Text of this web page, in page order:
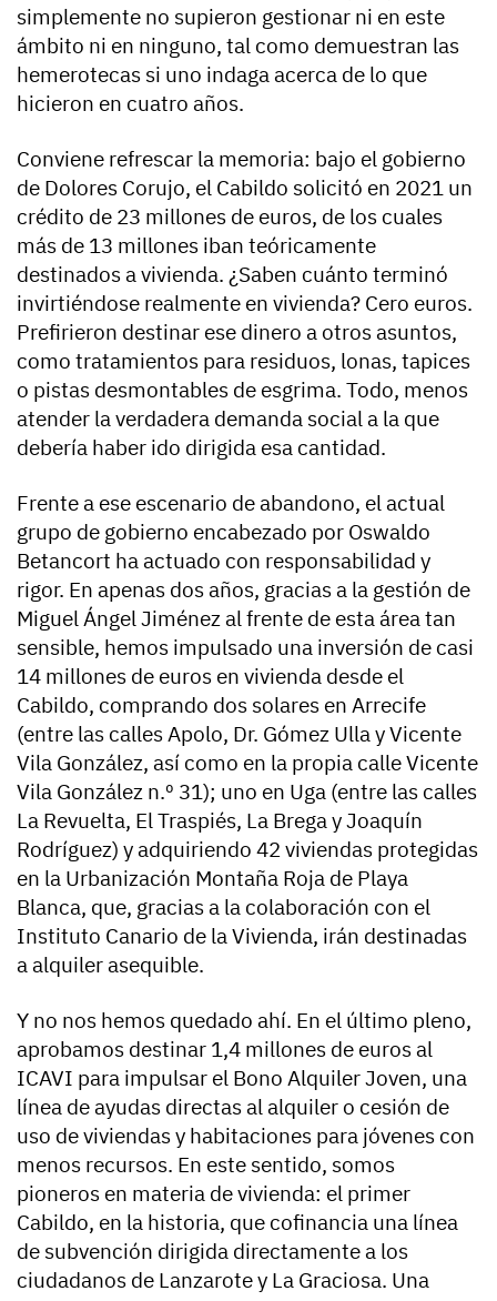
simplemente no supieron gestionar ni en este
ámbito ni en ninguno, tal como demuestran las
hemerotecas si uno indaga acerca de lo que
hicieron en cuatro años.
Conviene refrescar la memoria: bajo el gobierno
de Dolores Corujo, el Cabildo solicitó en 2021 un
crédito de 23 millones de euros, de los cuales
más de 13 millones iban teóricamente
destinados a vivienda. ¿Saben cuánto terminó
invirtiéndose realmente en vivienda? Cero euros.
Prefirieron destinar ese dinero a otros asuntos,
como tratamientos para residuos, lonas, tapices
o pistas desmontables de esgrima. Todo, menos
atender la verdadera demanda social a la que
debería haber ido dirigida esa cantidad.
Frente a ese escenario de abandono, el actual
grupo de gobierno encabezado por Oswaldo
Betancort ha actuado con responsabilidad y
rigor. En apenas dos años, gracias a la gestión de
Miguel Ángel Jiménez al frente de esta área tan
sensible, hemos impulsado una inversión de casi
14 millones de euros en vivienda desde el
Cabildo, comprando dos solares en Arrecife
(entre las calles Apolo, Dr. Gómez Ulla y Vicente
Vila González, así como en la propia calle Vicente
Vila González n.º 31); uno en Uga (entre las calles
La Revuelta, El Traspiés, La Brega y Joaquín
Rodríguez) y adquiriendo 42 viviendas protegidas
en la Urbanización Montaña Roja de Playa
Blanca, que, gracias a la colaboración con el
Instituto Canario de la Vivienda, irán destinadas
a alquiler asequible.
Y no nos hemos quedado ahí. En el último pleno,
aprobamos destinar 1,4 millones de euros al
ICAVI para impulsar el Bono Alquiler Joven, una
línea de ayudas directas al alquiler o cesión de
uso de viviendas y habitaciones para jóvenes con
menos recursos. En este sentido, somos
pioneros en materia de vivienda: el primer
Cabildo, en la historia, que cofinancia una línea
de subvención dirigida directamente a los
ciudadanos de Lanzarote y La Graciosa. Una